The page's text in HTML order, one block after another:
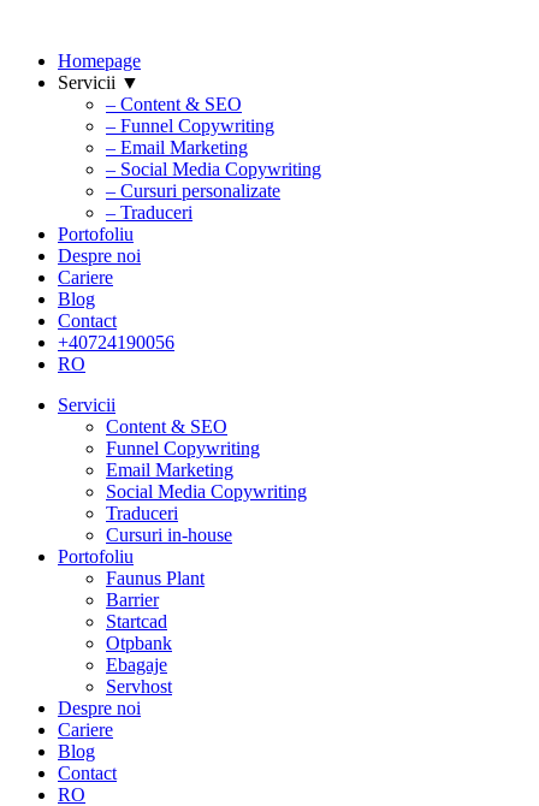
Homepage
Servicii ▼
– Content & SEO
– Funnel Copywriting
– Email Marketing
– Social Media Copywriting
– Cursuri personalizate
– Traduceri
Portofoliu
Despre noi
Cariere
Blog
Contact
+40724190056
RO
Servicii
Content & SEO
Funnel Copywriting
Email Marketing
Social Media Copywriting
Traduceri
Cursuri in-house
Portofoliu
Faunus Plant
Barrier
Startcad
Otpbank
Ebagaje
Servhost
Despre noi
Cariere
Blog
Contact
RO